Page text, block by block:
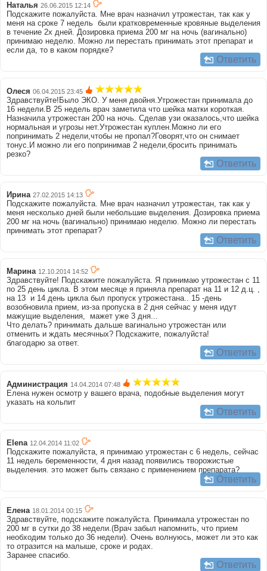
Наталья 26.06.2015 12:14
Подскажите пожалуйста. Мне врач назначил утрожестан, так как у
меня на сроке 7 недель были кратковременные кровяные выделения
в течение 2х дней. Дозировка приема 200 мг на ночь (вагинально)
принимаю неделю. Можно ли перестать принимать этот препарат и
если да, то в каком порядке?
Ответить
Олеся 06.04.2015 23:45
Здравствуйте!Было ЭКО. У меня двойня.Утрожестан принимала до
16 недели.В 25 недель врач заметила что шейка матки короткая.
Назначила утрожестан 200 на ночь. Сделав узи оказалось,что шейка
нормальная и угрозы нет.Утрожестан куплен.Можно ли его
попринимать 2 недели,чтобы не пропал?Говорят,что он снимает
тонус.И можно ли его попринимав 2 недели,бросить принимать
резко?
Ответить
Ирина 27.02.2015 14:13
Подскажите пожалуйста. Мне врач назначил утрожестан, так как у
меня несколько дней были небольшие выделения. Дозировка приема
200 мг на ночь (вагинально) принимаю неделю. Можно ли перестать
принимать этот препарат?
Ответить
Марина 12.10.2014 14:52
Здравствуйте! Подскажите пожалуйста. Я принимаю утрожестан с 11
по 25 день цикла. В этом месяце я приняла препарат на 11 и 12 д.ц. ,
на 13 и 14 день цикла был пропуск утрожестана.. 15 -день
возобновила прием, из-за пропуска в 2 дня сейчас у меня идут
мажущие выделения, мажет уже 3 дня...
Что делать? принимать дальше вагинально утрожестан или
отменить и ждать месячных? Подскажите, пожалуйста!
благодарю за ответ.
Ответить
Администрация 14.04.2014 07:48
Елена нужен осмотр у вашего врача, подобные выделения могут
указать на кольпит
Ответить
Elena 12.04.2014 11:02
Подскажите пожалуйста, я принимаю утрожестан с 6 недель, сейчас
11 недель беременности, 4 дня назад появились творожистые
выделения. это может быть связано с применением препарата?
Ответить
Елена 18.01.2014 00:15
Здравствуйте, подскажите пожалуйста. Принимала утрожестан по
200 мг в сутки до 38 недели.(Врач забыл напомнить, что прием
необходим только до 36 недели). Очень волнуюсь, может ли это как
то отразится на малыше, сроке и родах.
Заранее спасибо.
Ответить